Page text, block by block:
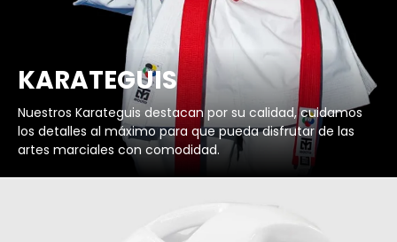
KARATEGUIS
Nuestros Karateguis destacan por su calidad, cuidamos
los detalles al máximo para que pueda disfrutar de las
artes marciales con comodidad.